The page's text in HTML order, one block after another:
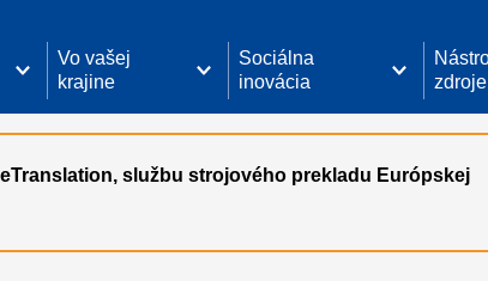
Vo vašej
krajine
Sociálna
inovácia
zdroje
službu strojového prekladu Európskej